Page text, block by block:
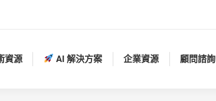
資源 AI 解決方案 企業資源 顧問諮詢